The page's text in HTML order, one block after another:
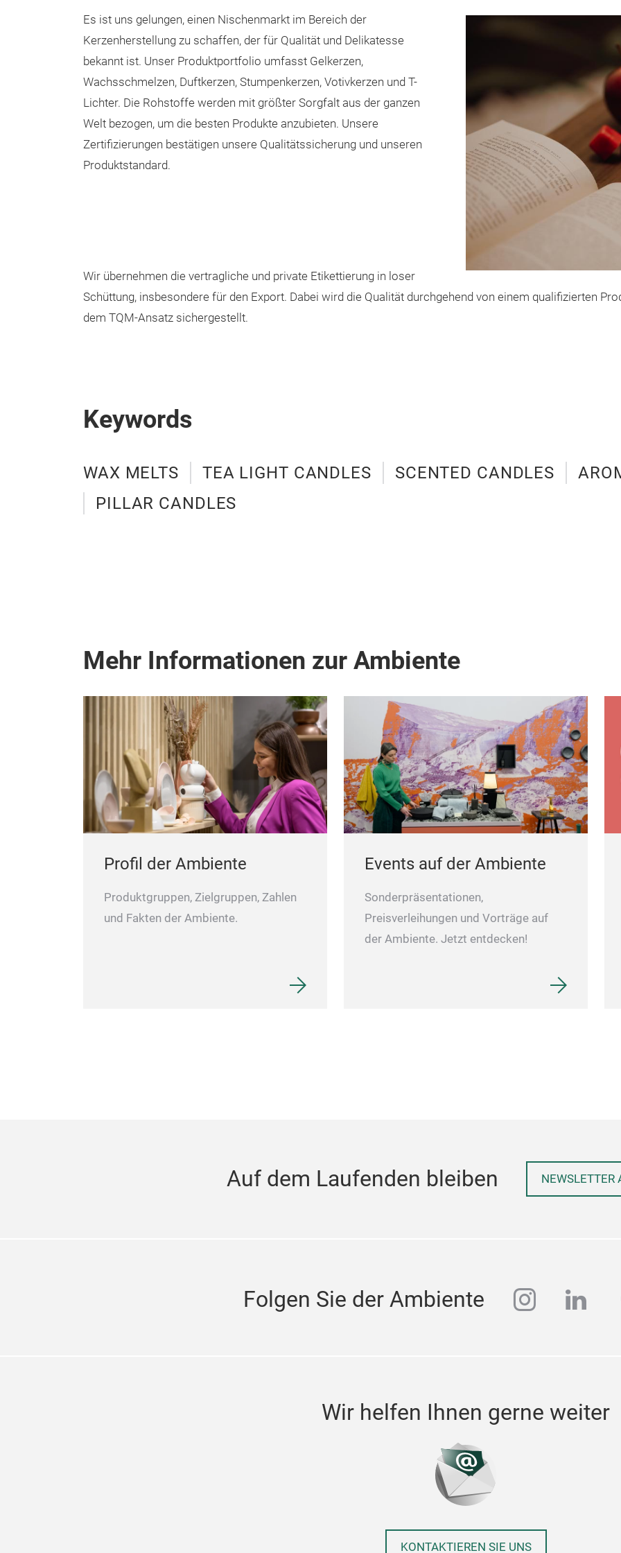
Es ist uns gelungen, einen Nischenmarkt im Bereich der
Kerzenherstellung zu schaffen, der für Qualität und Delikatesse
bekannt ist. Unser Produktportfolio umfasst Gelkerzen,
Wachsschmelzen, Duftkerzen, Stumpenkerzen, Votivkerzen und T-
Lichter. Die Rohstoffe werden mit größter Sorgfalt aus der ganzen
Welt bezogen, um die besten Produkte anzubieten. Unsere
Zertifizierungen bestätigen unsere Qualitätssicherung und unseren
Produktstandard.
Wir übernehmen die vertragliche und private Etikettierung in loser
Schüttung, insbesondere für den Export. Dabei wird die Qualität durchgehend von einem qualifizierten
dem TQM-Ansatz sichergestellt.
Keywords
WAX MELTS TEA LIGHT CANDLES SCENTED CANDLES
PILLAR CANDLES
Mehr Informationen zur Ambiente
Profil der Ambiente
Produktgruppen, Zielgruppen, Zahlen
und Fakten der Ambiente.
Events auf der Ambiente
Sonderpräsentationen,
Preisverleihungen und Vorträge auf
der Ambiente. Jetzt entdecken!
Auf dem Laufenden bleiben NEWSLETTER
Folgen Sie der Ambiente
Wir helfen Ihnen gerne weiter
KONTAKTIEREN SIE UNS